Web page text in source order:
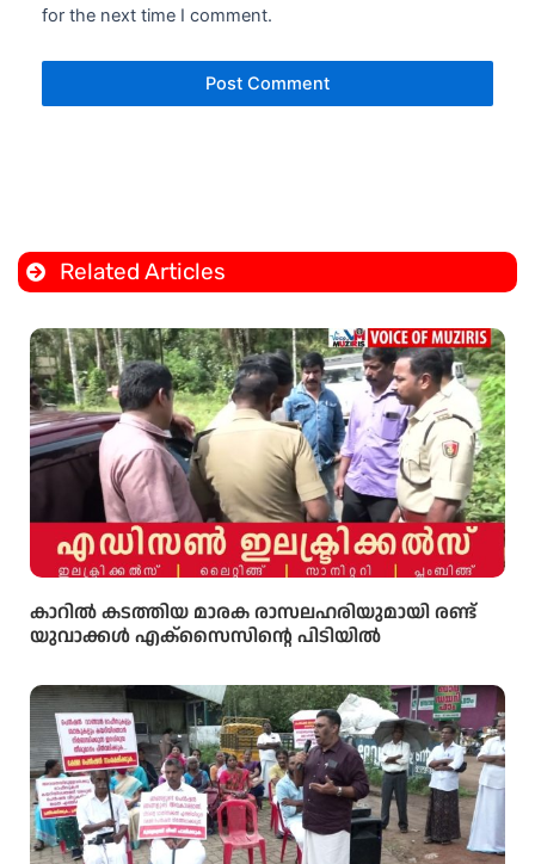
for the next time I comment.
Related Articles
കാറിൽ കടത്തിയ മാരക രാസലഹരിയുമായി രണ്ട്
യുവാക്കൾ എക്‌സൈസിൻ്റെ പിടിയിൽ